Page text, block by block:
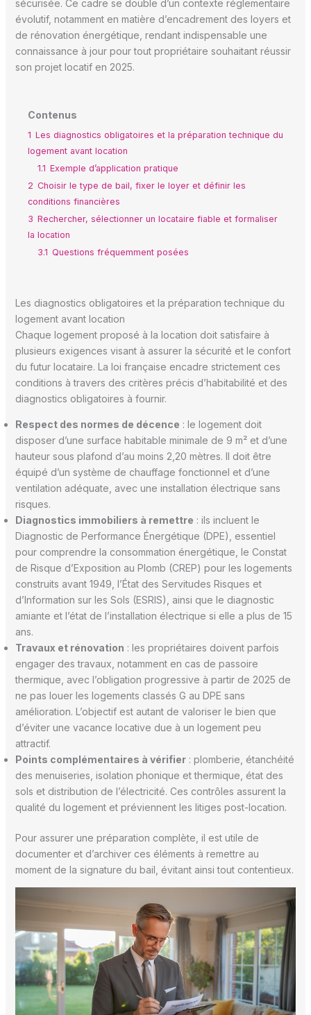
sécurisée. Ce cadre se double d’un contexte réglementaire
évolutif, notamment en matière d’encadrement des loyers et
de rénovation énergétique, rendant indispensable une
connaissance à jour pour tout propriétaire souhaitant réussir
son projet locatif en 2025.
Contenus
1 Les diagnostics obligatoires et la préparation technique du
logement avant location
1.1 Exemple d’application pratique
2 Choisir le type de bail, fixer le loyer et définir les
conditions financières
3 Rechercher, sélectionner un locataire fiable et formaliser
la location
3.1 Questions fréquemment posées
Les diagnostics obligatoires et la préparation technique du
logement avant location
Chaque logement proposé à la location doit satisfaire à
plusieurs exigences visant à assurer la sécurité et le confort
du futur locataire. La loi française encadre strictement ces
conditions à travers des critères précis d’habitabilité et des
diagnostics obligatoires à fournir.
Respect des normes de décence : le logement doit
disposer d’une surface habitable minimale de 9 m² et d’une
hauteur sous plafond d’au moins 2,20 mètres. Il doit être
équipé d’un système de chauffage fonctionnel et d’une
ventilation adéquate, avec une installation électrique sans
risques.
Diagnostics immobiliers à remettre : ils incluent le
Diagnostic de Performance Énergétique (DPE), essentiel
pour comprendre la consommation énergétique, le Constat
de Risque d’Exposition au Plomb (CREP) pour les logements
construits avant 1949, l’État des Servitudes Risques et
d’Information sur les Sols (ESRIS), ainsi que le diagnostic
amiante et l’état de l’installation électrique si elle a plus de 15
ans.
Travaux et rénovation : les propriétaires doivent parfois
engager des travaux, notamment en cas de passoire
thermique, avec l’obligation progressive à partir de 2025 de
ne pas louer les logements classés G au DPE sans
amélioration. L’objectif est autant de valoriser le bien que
d’éviter une vacance locative due à un logement peu
attractif.
Points complémentaires à vérifier: plomberie, étanchéité
des menuiseries, isolation phonique et thermique, état des
sols et distribution de l’électricité. Ces contrôles assurent la
qualité du logement et préviennent les litiges post-location.
Pour assurer une préparation complète, il est utile de
documenter et d’archiver ces éléments à remettre au
moment de la signature du bail, évitant ainsi tout contentieux.